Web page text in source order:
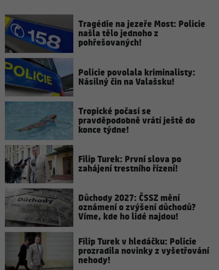
Tragédie na jezeře Most: Policie
našla tělo jednoho z
pohřešovaných!
Policie povolala kriminalisty:
Násilný čin na Valašsku!
Tropické počasí se
pravděpodobně vrátí ještě do
konce týdne!
Filip Turek: První slova po
zahájení trestního řízení!
Důchody 2027: ČSSZ mění
oznámení o zvýšení důchodů?
Víme, kde ho lidé najdou!
Filip Turek v hledáčku: Policie
prozradila novinky z vyšetřování
nehody!